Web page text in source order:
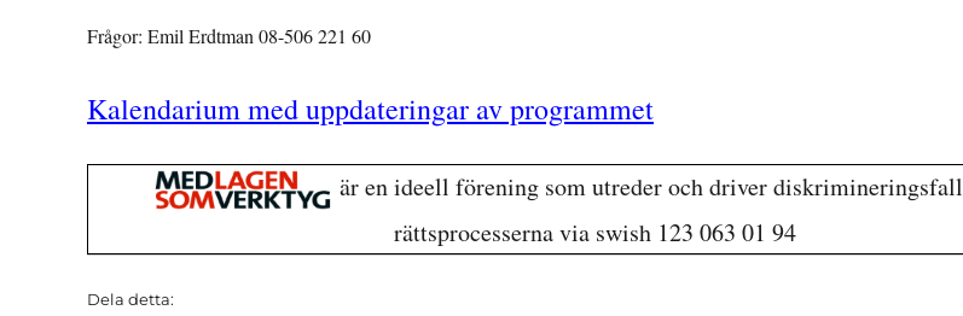
Frågor: Emil Erdtman 08-506 221 60
Kalendarium med uppdateringar av programmet
är en ideell förening som utreder och driver diskrimineringsfall
rättsprocesserna via swish 123 063 01 94
Dela detta: